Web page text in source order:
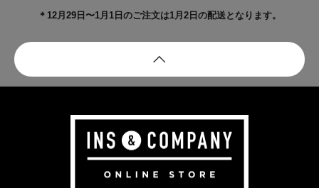
＊12月29日〜1月1日のご注文は1月2日の配送となります。